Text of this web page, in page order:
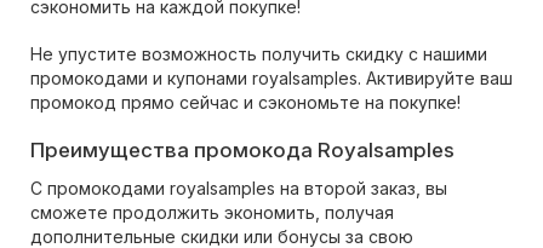
сэкономить на каждой покупке!
Не упустите возможность получить скидку с нашими
промокодами и купонами royalsamples. Активируйте ваш
промокод прямо сейчас и сэкономьте на покупке!
Преимущества промокода Royalsamples
С промокодами royalsamples на второй заказ, вы
сможете продолжить экономить, получая
дополнительные скидки или бонусы за свою